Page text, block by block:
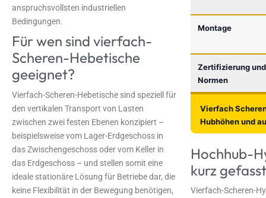
anspruchsvollsten industriellen
Bedingungen.
Für wen sind vierfach-
Scheren-Hebetische
geeignet?
Vierfach-Scheren-Hebetische sind speziell für
den vertikalen Transport von Lasten
zwischen zwei festen Ebenen konzipiert –
beispielsweise vom Lager-Erdgeschoss in
das Zwischengeschoss oder vom Keller in
das Erdgeschoss – und stellen somit eine
ideale stationäre Lösung für Betriebe dar, die
keine Flexibilität in der Bewegung benötigen,
Montage
Zertifizierung und
Normen
Vierfach
Hubhöhen und
Hochhub-
kurz gefasst
Vierfach-Scheren-